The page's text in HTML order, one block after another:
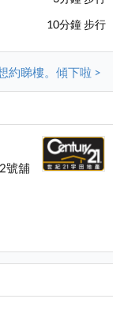
10分鐘 步行
約睇樓。傾下啦 >
號舖